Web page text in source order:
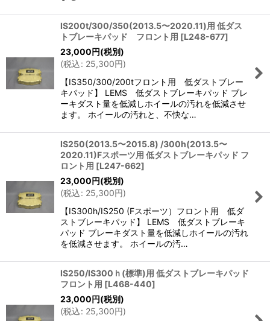
IS200t/300/350(2013.5〜2020.11)用 低ダス
トブレーキパッド フロント用 [L248-677]
23,000円(税別)
(税込: 25,300円)
【IS350/300/200tフロント用 低ダストブレー
キパッド】 LEMS 低ダストブレーキパッド ブレ
ーキダスト量を低減しホイールの汚れを低減させ
ます。 ホイールの汚れと、不快な…
IS250(2013.5〜2015.8) /300h(2013.5〜
2020.11)Fスポーツ用 低ダストブレーキパッド フ
ロント用 [L247-662]
23,000円(税別)
(税込: 25,300円)
【IS300h/IS250 (Fスポーツ）フロント用 低ダ
ストブレーキパッド】 LEMS 低ダストブレーキ
パッド ブレーキダスト量を低減しホイールの汚れ
を低減させます。 ホイールの汚…
IS250/IS300ｈ(標準)用 低ダストブレーキパッド
フロント用 [L468-440]
23,000円(税別)
(税込: 25,300円)